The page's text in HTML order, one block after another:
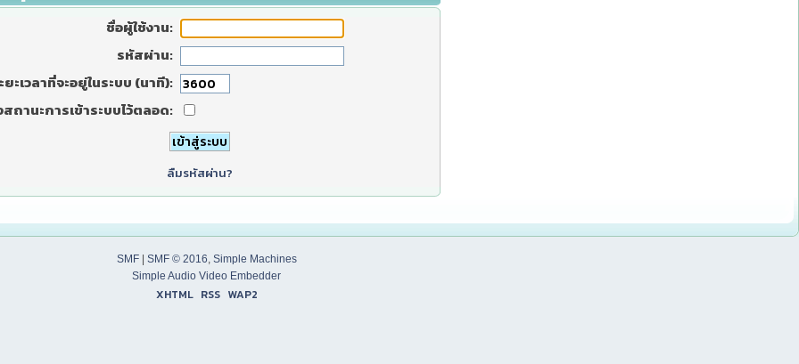
ชื่อผู้ใช้งาน:
รหัสผ่าน:
ยะเวลาที่จะอยู่ในระบบ (นาที):
สถานะการเข้าระบบไว้ตลอด:
ลืมรหัสผ่าน?
SMF| SMF © 2016, Simple Machines
Simple Audio Video Embedder
XHTML RSS WAP2